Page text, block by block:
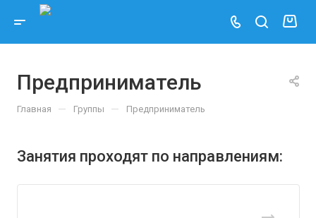
Предприниматель
Главная — Группы — Предприниматель
Занятия проходят по направлениям: